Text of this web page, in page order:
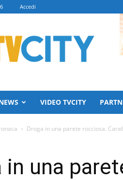
Accedi
VIDEO TVCITY
Droga in una parete rocciosa.
in una